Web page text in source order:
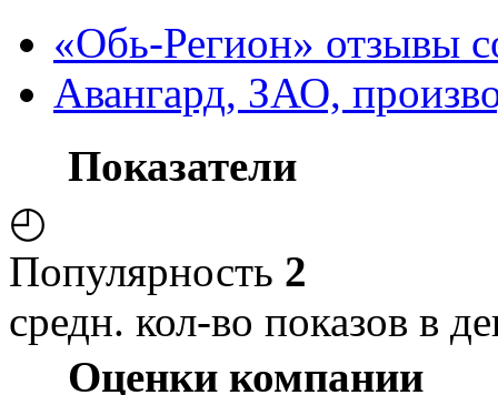
«Обь-Регион» отзывы
Авангард, ЗАО,
Показатели
◴
Популярность 2
средн. кол-во показов в
Оценки компании